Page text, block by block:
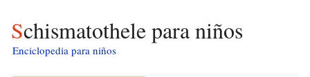
Schismatothele para niños
Enciclopedia para niños